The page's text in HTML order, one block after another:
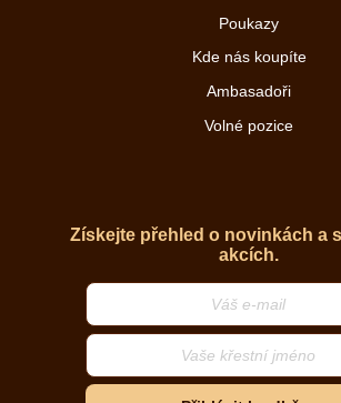
Poukazy
Kde nás koupíte
Ambasadoři
Volné pozice
Získejte přehled o novinkách a
akcích.